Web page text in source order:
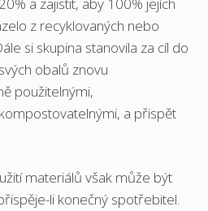
z recyklovaných nebo
si skupina stanovila za cíl do
obalů znovu
použitelnými,
a přispět
materiálů však může být
li konečný spotřebitel.